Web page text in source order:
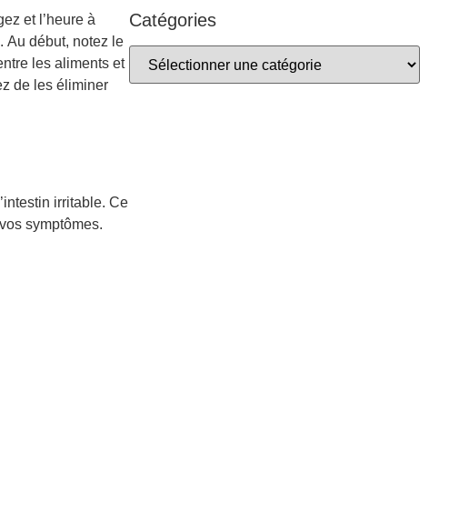
et l’heure à
Au début, notez le
les aliments et
de les éliminer
irritable. Ce
symptômes.
Catégories